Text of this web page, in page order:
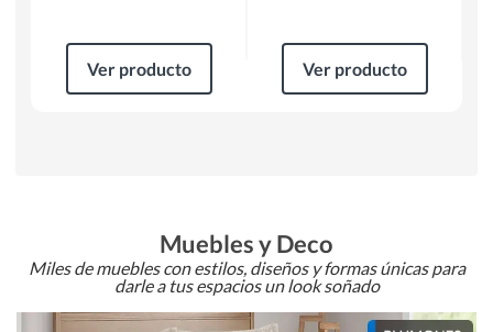
Ver producto Ver producto
Muebles y Deco
Miles de muebles con estilos, diseños y formas únicas para
darle a tus espacios un look soñado